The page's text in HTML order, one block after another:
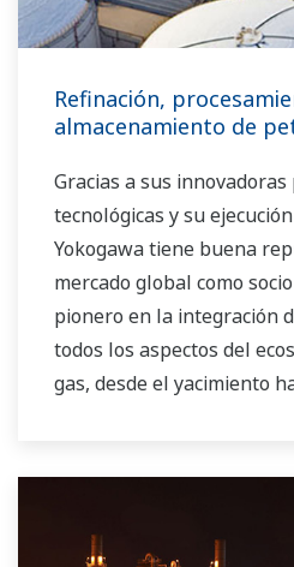
Refinación,
almacenamiento de
Gracias a sus
tecnológicas y su
Yokogawa tiene buena
mercado global como
pionero en la integración
todos los aspectos del
gas, desde el yacimiento
plantas y plataformas de
operadores de refinación,